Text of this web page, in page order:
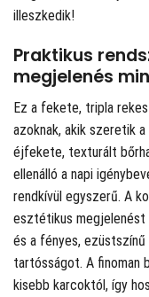
illeszkedik!
Praktikus
megjelenés
Ez a fekete, tripla
azoknak, akik szeretik
éjfekete, texturált
ellenálló a napi
rendkívül egyszerű. A
esztétikus
és a fényes,
tartósságot. A finoman
kisebb karcoktól, így